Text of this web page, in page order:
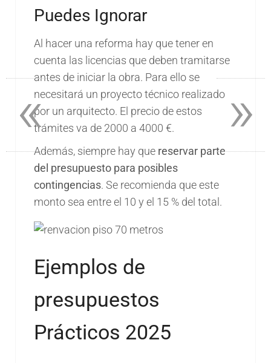
Puedes Ignorar
Al hacer una reforma hay que tener en
cuenta las licencias que deben tramitarse
antes de iniciar la obra. Para ello se
necesitará un proyecto técnico realizado
por un arquitecto. El precio de estos
trámites va de 2000 a 4000 €.
Además, siempre hay que reservar parte
del presupuesto para posibles
contingencias. Se recomienda que este
monto sea entre el 10 y el 15 % del total.
Ejemplos de
presupuestos
Prácticos 2025
»
«